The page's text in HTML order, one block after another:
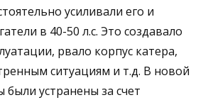
усиливали его и
в 40-50 л.с. Это создавало
рвало корпус катера,
ситуациям и т.д. В новой
устранены за счет